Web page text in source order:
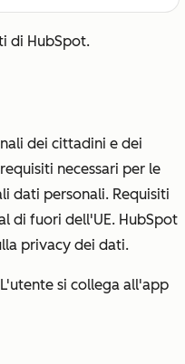
di HubSpot.
dei cittadini e dei
necessari per le
dati personali. Requisiti
di fuori dell'UE. HubSpot
privacy dei dati.
si collega all'app